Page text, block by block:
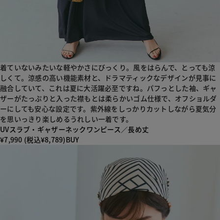
着ていないみたいな軽やかさにびっくり。風をはらんで、とっても涼
しくて。涼感の高い機能素材と、ドラマティックなデザインが見事に
融合していて、これは夏に大活躍必至ですね。パフっとした袖、ギャ
ザーがたっぷりと入った襟もとは柔らかいゴム仕様で、オフショルダ
ーにしても安心な設定です。紫外線をしっかりカットしながら夏気分
を思いっきり楽しめるうれしい一着です。
UVスラブ・ギャザーネックワンピース／長め丈
¥7,990 (税込¥8,789)BUY